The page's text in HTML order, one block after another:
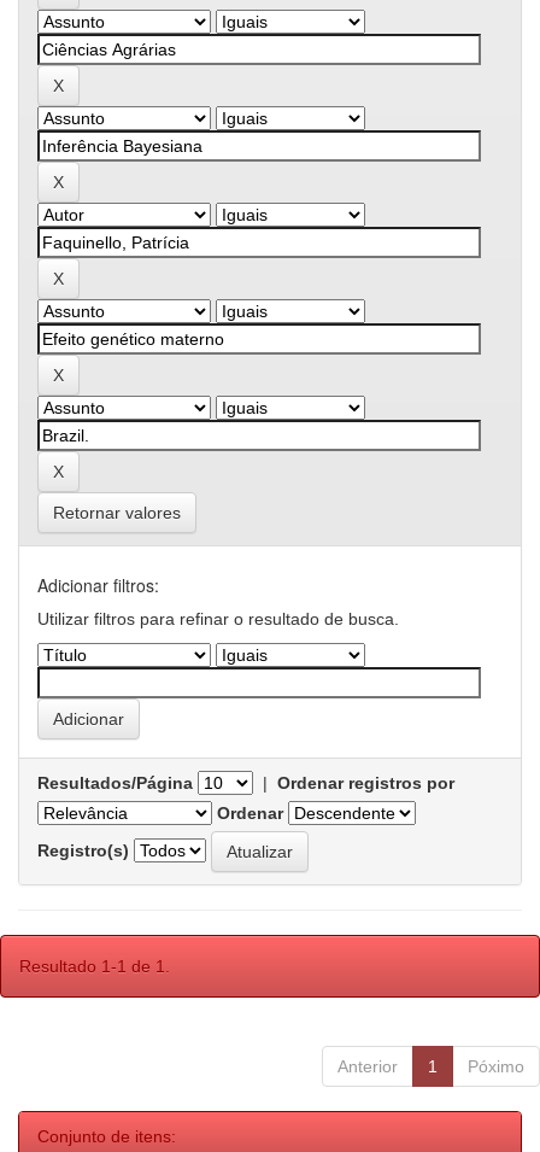
Retornar valores
Adicionar filtros:
Utilizar filtros para refinar o resultado de busca.
Resultados/Página | Ordenar registros por
Ordenar
Registro(s)
Resultado 1-1 de 1.
Anterior 1 Póximo
Conjunto de itens: